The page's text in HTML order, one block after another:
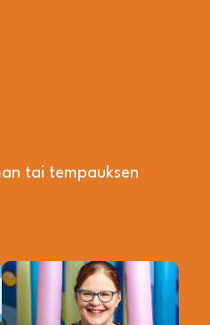
tai tempauksen